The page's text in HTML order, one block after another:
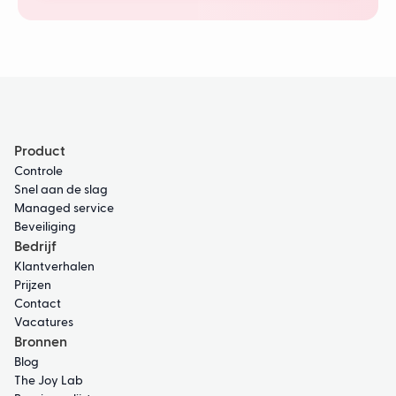
Product
Controle
Snel aan de slag
Managed service
Beveiliging
Bedrijf
Klantverhalen
Prijzen
Contact
Vacatures
Bronnen
Blog
The Joy Lab